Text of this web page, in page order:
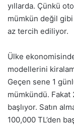
yıllarda. Çünkü
mümkün değil
az tercih ediliyor.
Ülke
modellerini
Geçen sene 1
mümkündü. Fakat
başlıyor. Satın
100,000 TL’den